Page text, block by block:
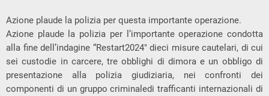
Azione plaude la polizia per questa importante operazione.
Azione plaude la polizia per l’importante operazione condotta
alla fine dell’indagine “Restart2024″ dieci misure cautelari, di cui
sei custodie in carcere, tre obblighi di dimora e un obbligo di
presentazione alla polizia giudiziaria, nei confronti dei
componenti di un gruppo criminaledi trafficanti internazionali di